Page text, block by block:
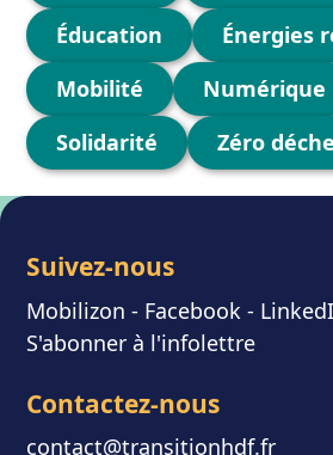
Éducation
Énergies
Mobilité
Numérique
Solidarité
Zéro
Suivez-nous
Mobilizon - Facebook -
S'abonner à l'infolettre
Contactez-nous
contact@transitionhdf.fr